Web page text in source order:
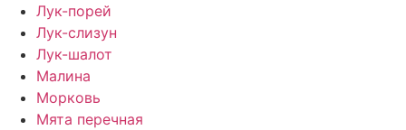
Лук-порей
Лук-слизун
Лук-шалот
Малина
Морковь
Мята перечная